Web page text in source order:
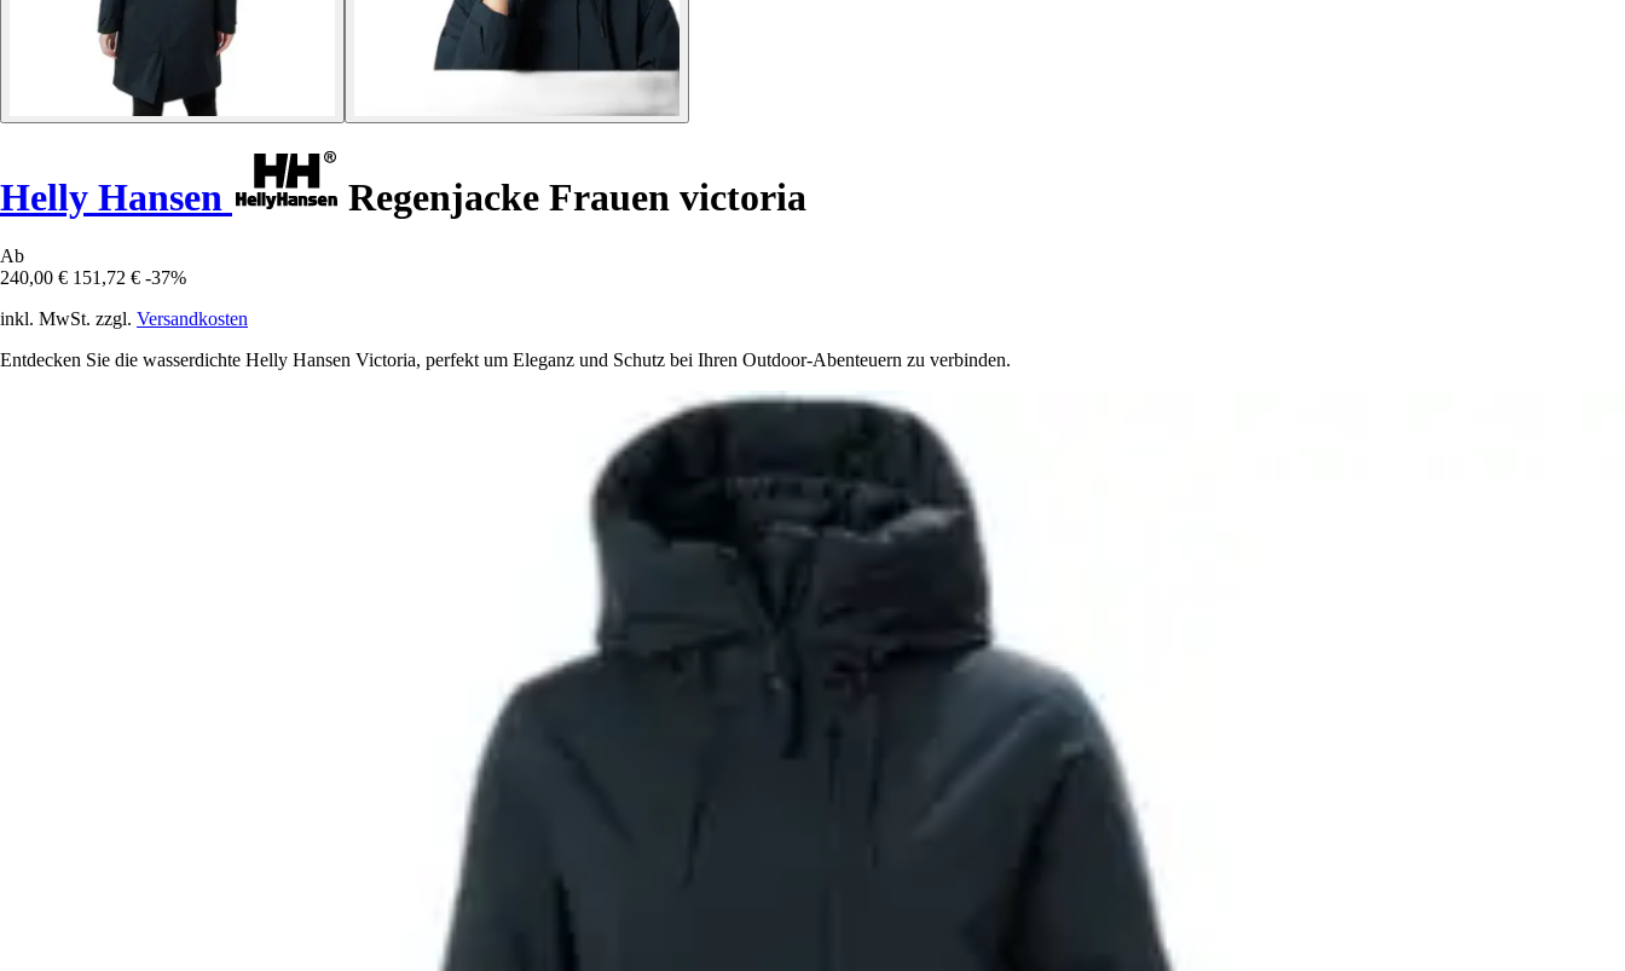
Helly Hansen Regenjacke Frauen victoria
Ab
240,00 € 151,72 € -37%
inkl. MwSt. zzgl. Versandkosten
Entdecken Sie die wasserdichte Helly Hansen Victoria, perfekt um Eleganz und Schutz bei Ihren Outdoor-Abenteuern zu verbinden.